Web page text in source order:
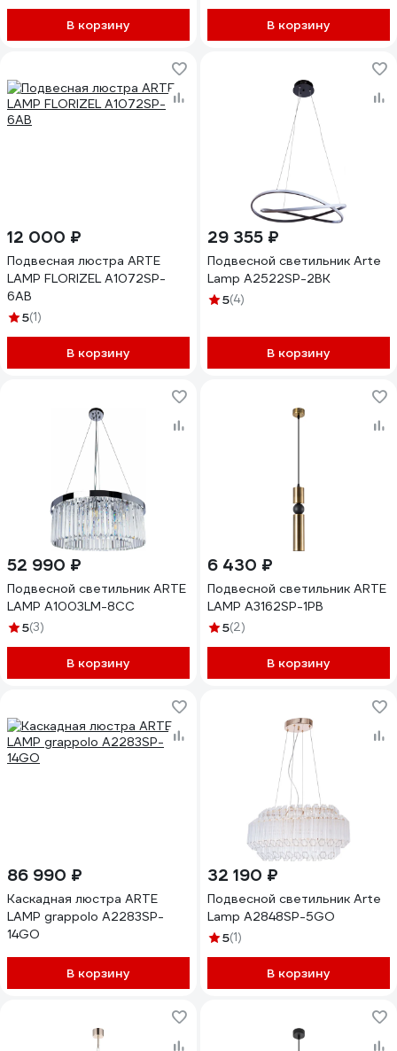
В корзину В корзину
12 000 ₽
Подвесная люстра ARTE
LAMP FLORIZEL A1072SP-
6AB
5(1)
В корзину
29 355 ₽
Подвесной светильник Arte
Lamp A2522SP-2BK
5(4)
В корзину
52 990 ₽
Подвесной светильник ARTE
LAMP A1003LM-8CC
5(3)
В корзину
6 430 ₽
Подвесной светильник ARTE
LAMP A3162SP-1PB
5(2)
В корзину
86 990 ₽
Каскадная люстра ARTE
LAMP grappolo A2283SP-
14GO
В корзину
32 190 ₽
Подвесной светильник Arte
Lamp A2848SP-5GO
5(1)
В корзину